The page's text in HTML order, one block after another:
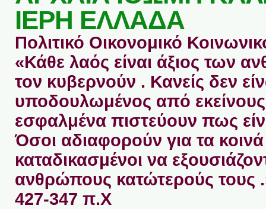
ΙΕΡΗ ΕΛΛΑΔΑ
Πολιτικό Οικονομικό
«Κάθε λαός είναι άξιος των
τον κυβερνούν . Κανείς δεν
υποδουλωμένος από
εσφαλμένα πιστεύουν πως
Όσοι αδιαφορούν για τα κοινά
καταδικασμένοι να
ανθρώπους κατώτερούς τους
427-347 π.Χ